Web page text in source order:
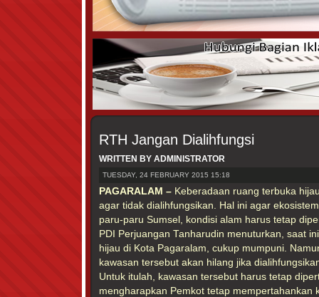
RTH Jangan Dialihfungsi
WRITTEN BY ADMINISTRATOR
TUESDAY, 24 FEBRUARY 2015 15:18
PAGARALAM – Keberadaan ruang terbuka
agar tidak dialihfungsikan. Hal ini agar
paru-paru Sumsel, kondisi alam harus tetap
PDI Perjuangan Tanharudin menuturkan, saat
hijau di Kota Pagaralam, cukup mumpuni.
kawasan tersebut akan hilang jika
Untuk itulah, kawasan tersebut harus tetap
mengharapkan Pemkot tetap mempertahankan